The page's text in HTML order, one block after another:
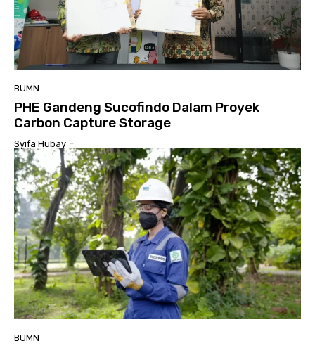
BUMN
PHE Gandeng Sucofindo Dalam Proyek
Carbon Capture Storage
Syifa Hubay -
BUMN